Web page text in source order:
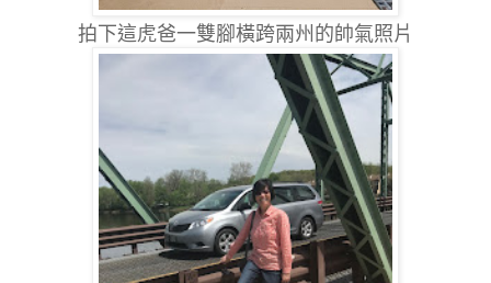
拍下這虎爸一雙腳橫跨兩州的帥氣照片